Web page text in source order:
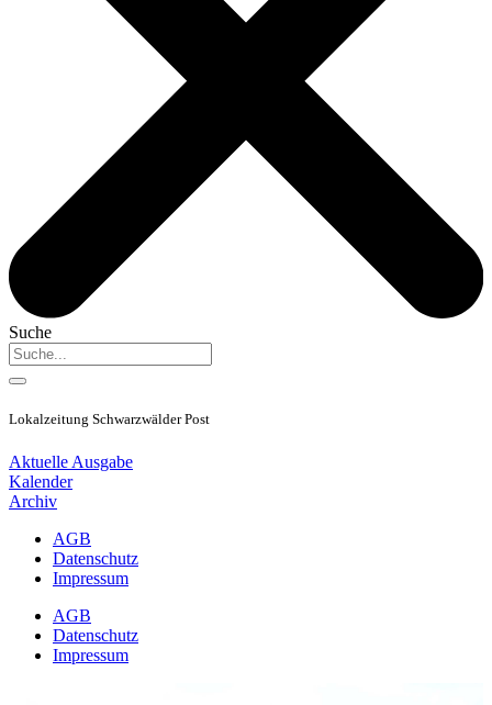
Suche
Lokalzeitung Schwarzwälder Post
Aktuelle Ausgabe
Kalender
Archiv
AGB
Datenschutz
Impressum
AGB
Datenschutz
Impressum